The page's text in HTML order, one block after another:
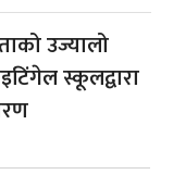
उज्यालो
स्कूलद्वारा